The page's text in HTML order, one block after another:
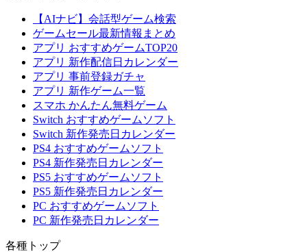
【AIナビ】会話型ゲーム検索
ゲームセール最新情報まとめ
アプリ おすすめゲームTOP20
アプリ 新作配信日カレンダー
アプリ 事前登録ガチャ
アプリ 新作ゲーム一覧
スマホ かんたん無料ゲーム
Switch おすすめゲームソフト
Switch 新作発売日カレンダー
PS4 おすすめゲームソフト
PS4 新作発売日カレンダー
PS5 おすすめゲームソフト
PS5 新作発売日カレンダー
PC おすすめゲームソフト
PC 新作発売日カレンダー
各種トップ